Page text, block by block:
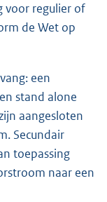
voor regulier of
de Wet op
een
stand alone
aangesloten
Secundair
toepassing
naar een